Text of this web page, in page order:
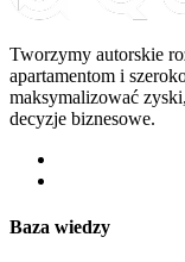
Tworzymy autorskie
apartamentom i
maksymalizować
decyzje biznesowe.
Baza wiedzy